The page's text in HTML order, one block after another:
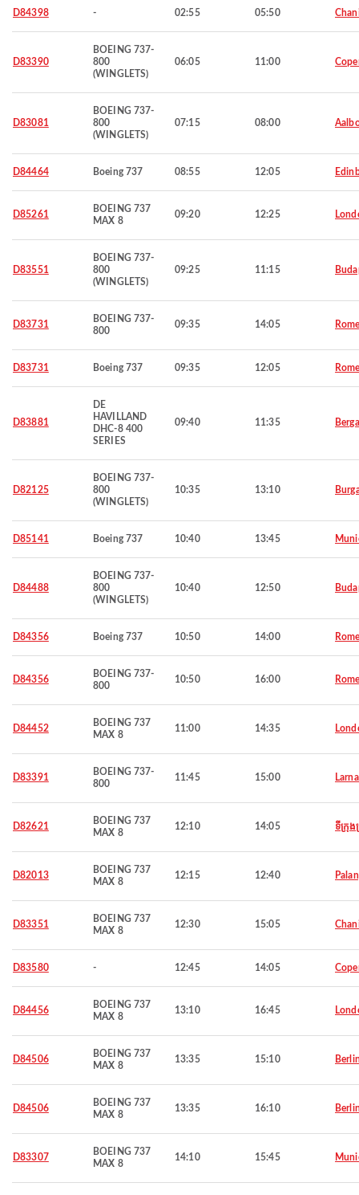
D84398 - 02:55 05:50
D83390
BOEING 737-
800
(WINGLETS)
06:05 11:00
D83081
BOEING 737-
800
(WINGLETS)
07:15 08:00
D84464 Boeing 737 08:55 12:05
D85261
BOEING 737
MAX 8
09:20 12:25
D83551
BOEING 737-
800
(WINGLETS)
09:25 11:15
D83731
BOEING 737-
800
09:35 14:05
D83731 Boeing 737 09:35 12:05
D83881
DE
HAVILLAND
DHC-8 400
SERIES
09:40 11:35
D82125
BOEING 737-
800
(WINGLETS)
10:35 13:10
D85141 Boeing 737 10:40 13:45
D84488
BOEING 737-
800
(WINGLETS)
10:40 12:50
D84356 Boeing 737 10:50 14:00
D84356
BOEING 737-
800
10:50 16:00
D84452
BOEING 737
MAX 8
11:00 14:35
D83391
BOEING 737-
800
11:45 15:00
D82621
BOEING 737
MAX 8
12:10 14:05 ទីក្រុង
D82013
BOEING 737
MAX 8
12:15 12:40
D83351
BOEING 737
MAX 8
12:30 15:05
D83580 - 12:45 14:05
D84456
BOEING 737
MAX 8
13:10 16:45
D84506
BOEING 737
MAX 8
13:35 15:10
D84506
BOEING 737
MAX 8
13:35 16:10
D83307
BOEING 737
MAX 8
14:10 15:45